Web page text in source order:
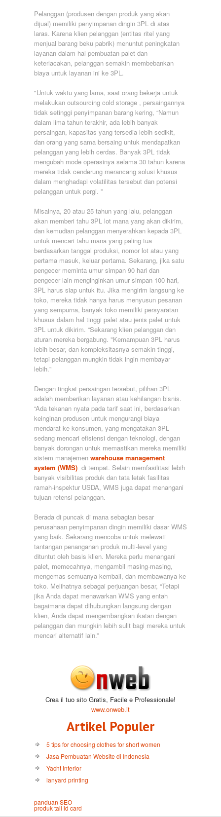
Pelanggan (produsen dengan produk yang akan
dijual) memiliki penyimpanan dingin 3PL di atas
laras. Karena klien pelanggan (entitas ritel yang
menjual barang beku pabrik) menuntut peningkatan
layanan dalam hal pembuatan palet dan
keterlacakan, pelanggan semakin membebankan
biaya untuk layanan ini ke 3PL.
"Untuk waktu yang lama, saat orang bekerja untuk
melakukan outsourcing cold storage , persaingannya
tidak setinggi penyimpanan barang kering, “Namun
dalam lima tahun terakhir, ada lebih banyak
persaingan, kapasitas yang tersedia lebih sedikit,
dan orang yang sama bersaing untuk mendapatkan
pelanggan yang lebih cerdas. Banyak 3PL tidak
mengubah mode operasinya selama 30 tahun karena
mereka tidak cenderung merancang solusi khusus
dalam menghadapi volatilitas tersebut dan potensi
pelanggan untuk pergi. ”
Misalnya, 20 atau 25 tahun yang lalu, pelanggan
akan memberi tahu 3PL lot mana yang akan dikirim,
dan kemudian pelanggan menyerahkan kepada 3PL
untuk mencari tahu mana yang paling tua
berdasarkan tanggal produksi, nomor lot atau yang
pertama masuk, keluar pertama. Sekarang, jika satu
pengecer meminta umur simpan 90 hari dan
pengecer lain menginginkan umur simpan 100 hari,
3PL harus siap untuk itu. Jika mengirim langsung ke
toko, mereka tidak hanya harus menyusun pesanan
yang sempurna, banyak toko memiliki persyaratan
khusus dalam hal tinggi palet atau jenis palet untuk
3PL untuk dikirim. “Sekarang klien pelanggan dan
aturan mereka bergabung. "Kemampuan 3PL harus
lebih besar, dan kompleksitasnya semakin tinggi,
tetapi pelanggan mungkin tidak ingin membayar
lebih."
Dengan tingkat persaingan tersebut, pilihan 3PL
adalah memberikan layanan atau kehilangan bisnis.
“Ada tekanan nyata pada tarif saat ini, berdasarkan
keinginan produsen untuk mengurangi biaya
mendarat ke konsumen, yang mengatakan 3PL
sedang mencari efisiensi dengan teknologi, dengan
banyak dorongan untuk memastikan mereka memiliki
sistem manajemen warehouse management
system (WMS) di tempat. Selain memfasilitasi lebih
banyak visibilitas produk dan tata letak fasilitas
ramah-inspektur USDA, WMS juga dapat menangani
tujuan retensi pelanggan.
Berada di puncak di mana sebagian besar
perusahaan penyimpanan dingin memiliki dasar WMS
yang baik. Sekarang mencoba untuk melewati
tantangan penanganan produk multi-level yang
dituntut oleh basis klien. Mereka perlu menangani
palet, memecahnya, mengambil masing-masing,
mengemas semuanya kembali, dan membawanya ke
toko. Melihatnya sebagai perjuangan besar, “Tetapi
jika Anda dapat menawarkan WMS yang entah
bagaimana dapat dihubungkan langsung dengan
klien, Anda dapat mengembangkan ikatan dengan
pelanggan dan mungkin lebih sulit bagi mereka untuk
mencari alternatif lain.”
Crea il tuo sito Gratis, Facile e Professionale!
www.onweb.it
Artikel Populer
5 tips for choosing clothes for short women
Jasa Pembuatan Website di Indonesia
Yacht Interior
lanyard printing
panduan SEO
produk tali id card